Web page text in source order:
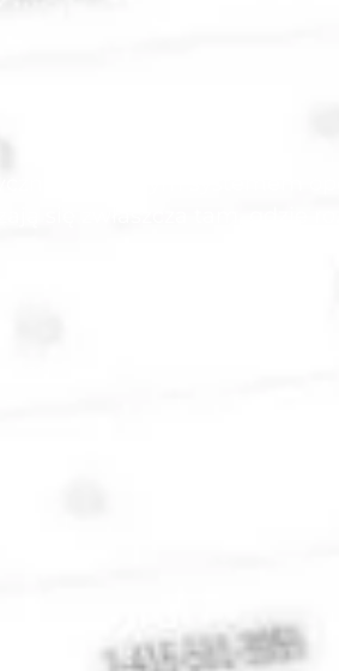
się zwłaszcza tam, gdzie